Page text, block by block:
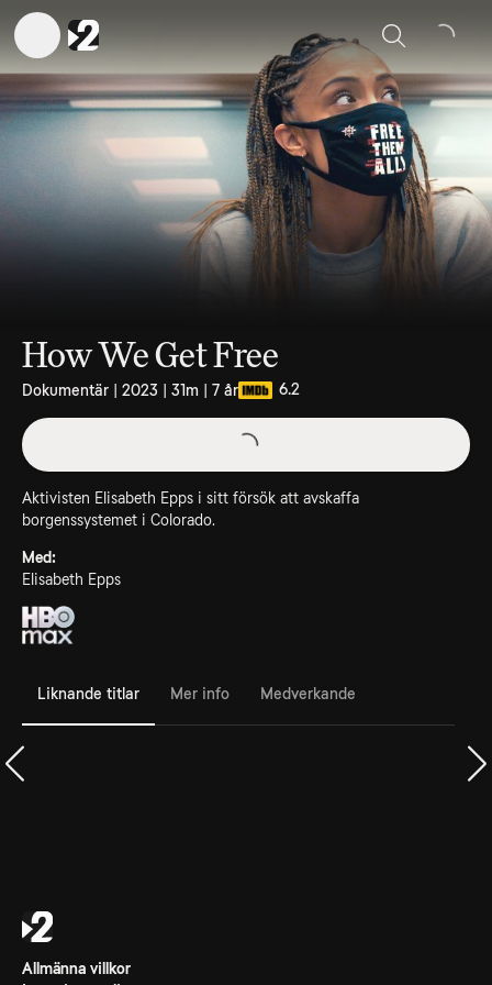
Sök
How We Get Free
Dokumentär | 2023 | 31m | 7 år 6.2
Aktivisten Elisabeth Epps i sitt försök att avskaffa
borgenssystemet i Colorado.
Med:
Elisabeth Epps
Liknande titlar Mer info Medverkande
Allmänna villkor